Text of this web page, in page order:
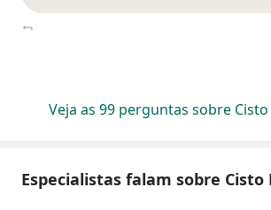
Veja as 99 perguntas sobre
Especialistas falam sobre Cisto